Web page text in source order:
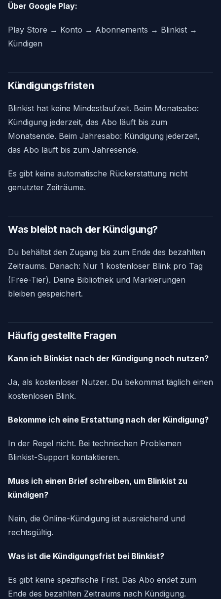
Über Google Play:
Play Store → Konto → Abonnements → Blinkist →
Kündigen
Kündigungsfristen
Blinkist hat keine Mindestlaufzeit. Beim Monatsabo:
Kündigung jederzeit, das Abo läuft bis zum
Monatsende. Beim Jahresabo: Kündigung jederzeit,
das Abo läuft bis zum Jahresende.
Es gibt keine automatische Rückerstattung nicht
genutzter Zeiträume.
Was bleibt nach der Kündigung?
Du behältst den Zugang bis zum Ende des bezahlten
Zeitraums. Danach: Nur 1 kostenloser Blink pro Tag
(Free-Tier). Deine Bibliothek und Markierungen
bleiben gespeichert.
Häufig gestellte Fragen
Kann ich Blinkist nach der Kündigung noch nutzen?
Ja, als kostenloser Nutzer. Du bekommst täglich einen
kostenlosen Blink.
Bekomme ich eine Erstattung nach der Kündigung?
In der Regel nicht. Bei technischen Problemen
Blinkist-Support kontaktieren.
Muss ich einen Brief schreiben, um Blinkist zu
kündigen?
Nein, die Online-Kündigung ist ausreichend und
rechtsgültig.
Was ist die Kündigungsfrist bei Blinkist?
Es gibt keine spezifische Frist. Das Abo endet zum
Ende des bezahlten Zeitraums nach Kündigung.